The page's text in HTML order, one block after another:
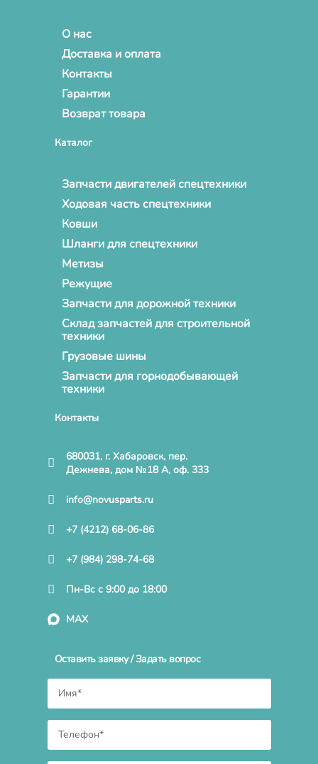
О нас
Доставка и оплата
Контакты
Гарантии
Возврат товара
Каталог
Запчасти двигателей спецтехники
Ходовая часть спецтехники
Ковши
Шланги для спецтехники
Метизы
Режущие
Запчасти для дорожной техники
Склад запчастей для строительной
техники
Грузовые шины
Запчасти для горнодобывающей
техники
Контакты
680031, г. Хабаровск, пер.
Дежнева, дом №18 А, оф. 333
info@novusparts.ru
+7 (4212) 68-06-86
+7 (984) 298-74-68
Пн-Вс с 9:00 до 18:00
MAX
Оставить заявку / Задать вопрос